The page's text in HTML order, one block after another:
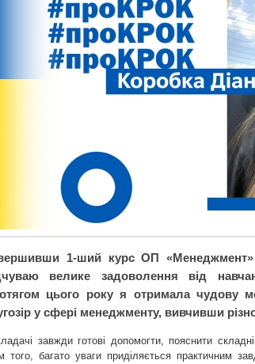
1-ший курс ОП «Менеджмент»
велике задоволення від
цього року я отримала чудову
у сфері менеджменту, вивчивши
завжди готові допомогти, пояснити
того, багато уваги приділяється практичним